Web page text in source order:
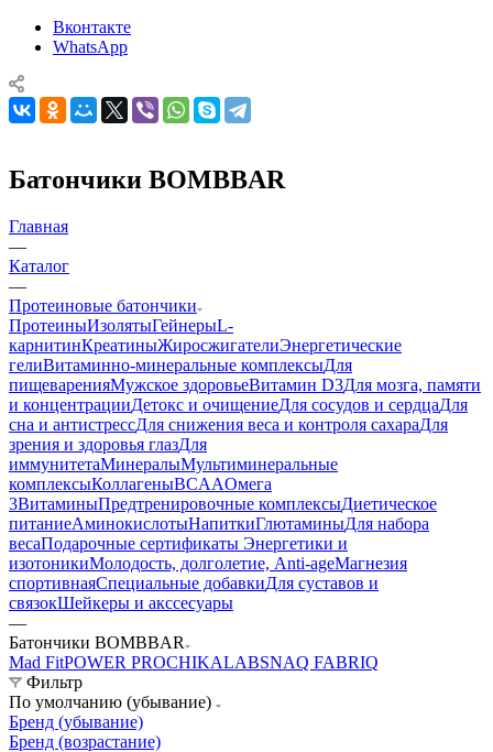
Вконтакте
WhatsApp
Батончики BOMBBAR
Главная
—
Каталог
—
Протеиновые батончики
ПротеиныИзолятыГейнерыL-
карнитинКреатиныЖиросжигателиЭнергетические
гелиВитаминно-минеральные комплексыДля
пищеваренияМужское здоровьеВитамин D3Для мозга, памяти
и концентрацииДетокс и очищениеДля сосудов и сердцаДля
сна и антистрессДля снижения веса и контроля сахараДля
зрения и здоровья глазДля
иммунитетаМинералыМультиминеральные
комплексыКоллагеныBCAAОмега
3ВитаминыПредтренировочные комплексыДиетическое
питаниеАминокислотыНапиткиГлютаминыДля набора
весаПодарочные сертификаты Энергетики и
изотоникиМолодость, долголетие, Anti-ageМагнезия
спортивнаяСпециальные добавкиДля суставов и
связокШейкеры и акссесуары
—
Батончики BOMBBAR
Mad FitPOWER PROCHIKALABSNAQ FABRIQ
Фильтр
По умолчанию (убывание)
Бренд (убывание)
Бренд (возрастание)